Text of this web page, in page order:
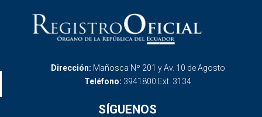
Dirección: Mañosca Nº 201 y Av. 10 de Agosto
Teléfono: 3941800 Ext. 3134
SÍGUENOS